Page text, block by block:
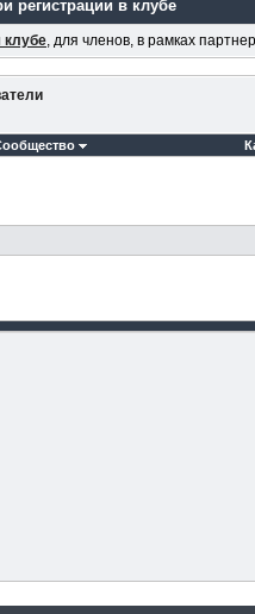
регистрации в клубе
клубе, для членов, в рамках